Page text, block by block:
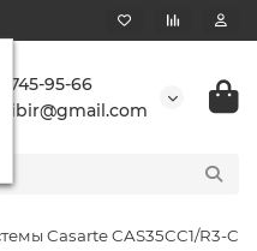
745-95-66
Casarte CAS35CC1/R3-C